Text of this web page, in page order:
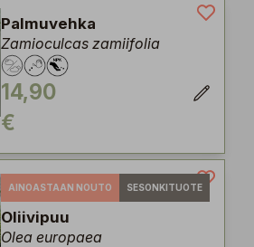
Palmuvehka
Zamioculcas zamiifolia
14,90
€
AINOASTAAN NOUTO SESONKITUOTE
Oliivipuu
Olea europaea